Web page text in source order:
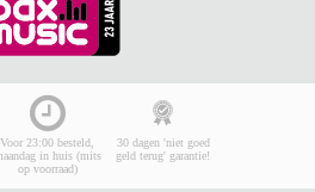
Voor 23:00 besteld,
in huis (mits
op voorraad)
30 dagen 'niet goed
geld terug' garantie!